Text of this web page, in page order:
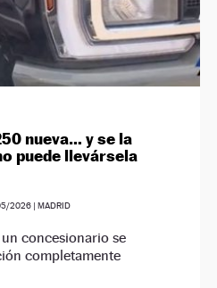
nueva… y se la
puede llevársela
2026| MADRID
concesionario se
completamente